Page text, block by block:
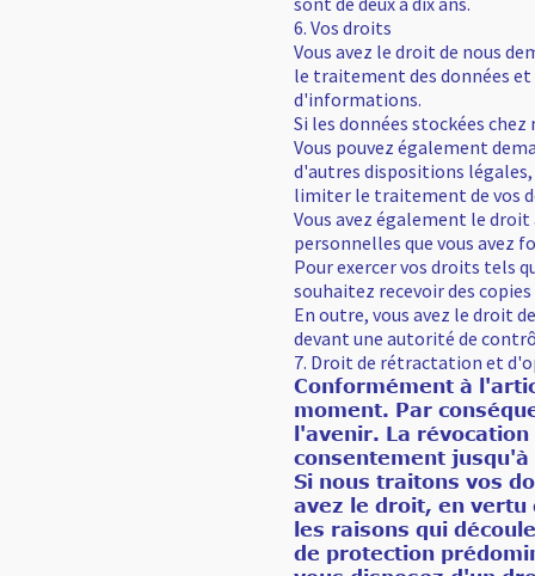
6. Vos droits
Vous avez le droit de nous
le traitement des données et
d'informations.
Si les données stockées
Vous pouvez également
d'autres dispositions
limiter le traitement de vos
Vous avez également le
personnelles que vous avez
Pour exercer vos droits tels
souhaitez recevoir des
En outre, vous avez le droit
devant une autorité de
7. Droit de rétractation et
Conformément à
moment. Par
l'avenir. La
consentement
Si nous traitons vos
avez le droit, en vertu
les raisons qui
de protection